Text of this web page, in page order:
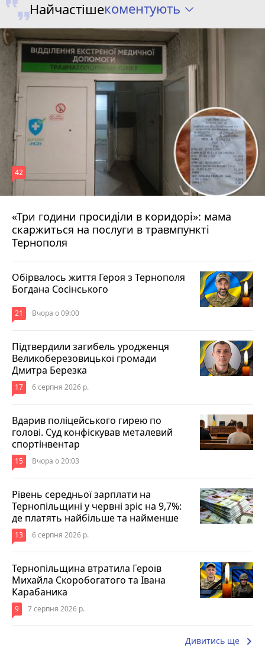
Найчастішекоментують
«Три години просиділи в коридорі»: мама
скаржиться на послуги в травмпункті
Тернополя
42
Вчора о 13:05
Обірвалось життя Героя з Тернополя
Богдана Сосінського
21 Вчора о 09:00
Підтвердили загибель уродженця
Великоберезовицької громади
Дмитра Березка
17 6 серпня 2026 р.
Вдарив поліцейського гирею по
голові. Суд конфіскував металевий
спортінвентар
15 Вчора о 20:03
Рівень середньої зарплати на
Тернопільщині у червні зріс на 9,7%:
де платять найбільше та найменше
13 6 серпня 2026 р.
Тернопільщина втратила Героїв
Михайла Скоробогатого та Івана
Карабаника
9 7 серпня 2026 р.
Дивитись ще keyboard_arrow_right